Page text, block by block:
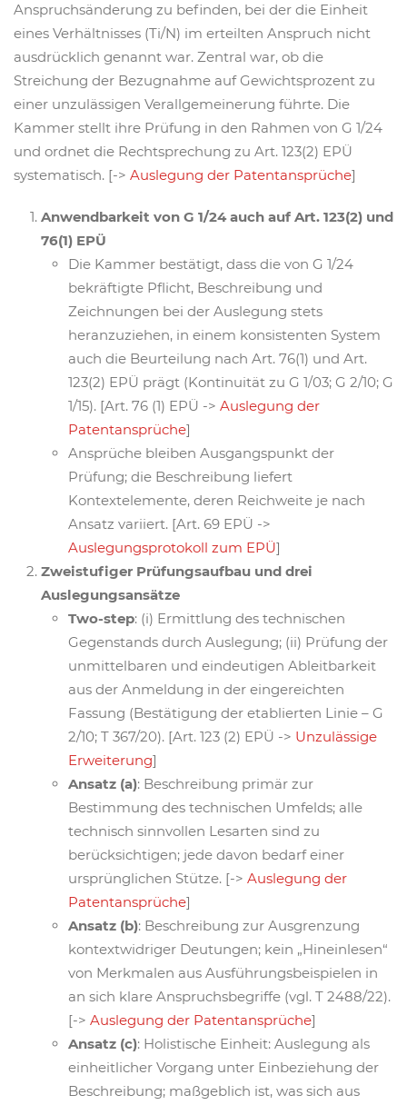
Anspruchsänderung zu befinden, bei der die Einheit
eines Verhältnisses (Ti/N) im erteilten Anspruch nicht
ausdrücklich genannt war. Zentral war, ob die
Streichung der Bezugnahme auf Gewichtsprozent zu
einer unzulässigen Verallgemeinerung führte. Die
Kammer stellt ihre Prüfung in den Rahmen von G 1/24
und ordnet die Rechtsprechung zu Art. 123(2) EPÜ
systematisch. [-> Auslegung der Patentansprüche]
Anwendbarkeit von G 1/24 auch auf Art. 123(2) und
76(1) EPÜ
Die Kammer bestätigt, dass die von G 1/24
bekräftigte Pflicht, Beschreibung und
Zeichnungen bei der Auslegung stets
heranzuziehen, in einem konsistenten System
auch die Beurteilung nach Art. 76(1) und Art.
123(2) EPÜ prägt (Kontinuität zu G 1/03; G 2/10; G
1/15). [Art. 76 (1) EPÜ -> Auslegung der
Patentansprüche]
Ansprüche bleiben Ausgangspunkt der
Prüfung; die Beschreibung liefert
Kontextelemente, deren Reichweite je nach
Ansatz variiert. [Art. 69 EPÜ ->
Auslegungsprotokoll zum EPÜ]
Zweistufiger Prüfungsaufbau und drei
Auslegungsansätze
Two-step: (i) Ermittlung des technischen
Gegenstands durch Auslegung; (ii) Prüfung der
unmittelbaren und eindeutigen Ableitbarkeit
aus der Anmeldung in der eingereichten
Fassung (Bestätigung der etablierten Linie – G
2/10; T 367/20). [Art. 123 (2) EPÜ -> Unzulässige
Erweiterung]
Ansatz (a): Beschreibung primär zur
Bestimmung des technischen Umfelds; alle
technisch sinnvollen Lesarten sind zu
berücksichtigen; jede davon bedarf einer
ursprünglichen Stütze. [-> Auslegung der
Patentansprüche]
Ansatz (b): Beschreibung zur Ausgrenzung
kontextwidriger Deutungen; kein „Hineinlesen“
von Merkmalen aus Ausführungsbeispielen in
an sich klare Anspruchsbegriffe (vgl. T 2488/22).
[-> Auslegung der Patentansprüche]
Ansatz (c): Holistische Einheit: Auslegung als
einheitlicher Vorgang unter Einbeziehung der
Beschreibung; maßgeblich ist, was sich aus